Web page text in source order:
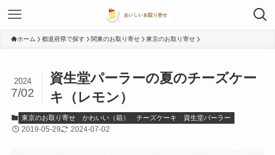
ホーム 都道府県で探す 関東のお取り寄せ 東京のお取り寄せ
資生堂パーラーの夏のチーズケー
キ（レモン）
2024
7/02
東京のお取り寄せ かわいい（箱） チーズケーキ 資生堂パーラー
2019-05-29 2024-07-02